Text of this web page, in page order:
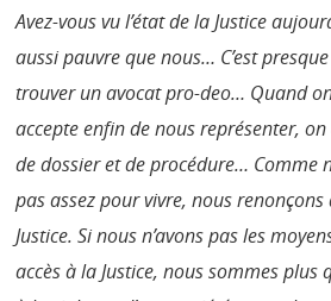
Avez-vous vu l’état de la Justice
aussi pauvre que nous… C’est
trouver un avocat pro-deo… Quand
accepte enfin de nous représenter,
de dossier et de procédure… Comme
pas assez pour vivre, nous
Justice. Si nous n’avons pas les
accès à la Justice, nous sommes plus